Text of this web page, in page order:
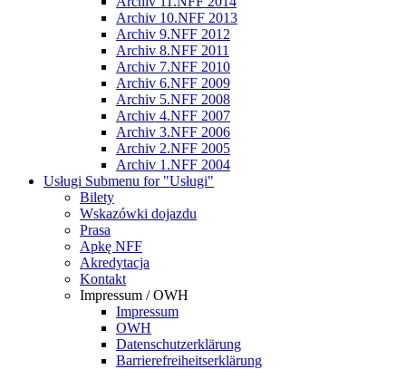
Archiv 10.NFF 2013
Archiv 9.NFF 2012
Archiv 8.NFF 2011
Archiv 7.NFF 2010
Archiv 6.NFF 2009
Archiv 5.NFF 2008
Archiv 4.NFF 2007
Archiv 3.NFF 2006
Archiv 2.NFF 2005
Archiv 1.NFF 2004
Usługi Submenu for "Usługi"
Bilety
Wskazówki dojazdu
Prasa
Apkę NFF
Akredytacja
Kontakt
Impressum / OWH
Impressum
OWH
Datenschutzerklärung
Barrierefreiheitserklärung